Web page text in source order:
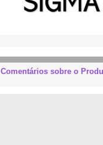
Comentários sobre o